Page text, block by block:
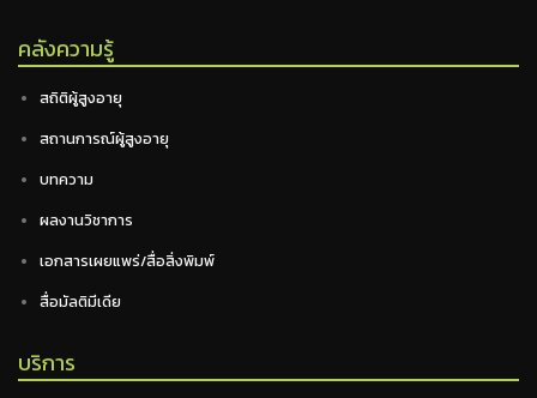
คลังความรู้
สถิติผู้สูงอายุ
สถานการณ์ผู้สูงอายุ
บทความ
ผลงานวิชาการ
เอกสารเผยแพร่/สื่อสิ่งพิมพ์
สื่อมัลติมีเดีย
บริการ